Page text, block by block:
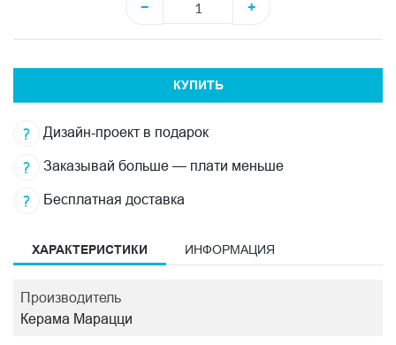
−
+
КУПИТЬ
Дизайн-проект в подарок
Заказывай больше — плати меньше
Бесплатная доставка
ХАРАКТЕРИСТИКИ ИНФОРМАЦИЯ
Производитель
Керама Марацци